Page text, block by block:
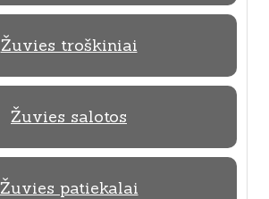
Žuvies troškiniai
Žuvies salotos
Žuvies patiekalai